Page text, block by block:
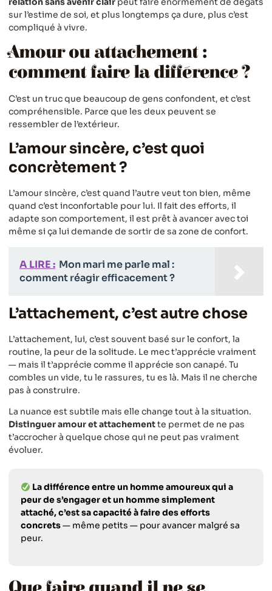
sur l’estime de soi, et plus longtemps ça dure, plus c’est
compliqué à vivre.
Amour ou attachement :
comment faire la différence ?
C’est un truc que beaucoup de gens confondent, et c’est
compréhensible. Parce que les deux peuvent se
ressembler de l’extérieur.
L’amour sincère, c’est quoi
concrètement ?
L’amour sincère, c’est quand l’autre veut ton bien, même
quand c’est inconfortable pour lui. Il fait des efforts, il
adapte son comportement, il est prêt à avancer avec toi
même si ça lui demande de sortir de sa zone de confort.
A LIRE : Mon mari me parle mal :
comment réagir efficacement ?
L’attachement, c’est autre chose
L’attachement, lui, c’est souvent basé sur le confort, la
routine, la peur de la solitude. Le mec t’apprécie vraiment
— mais il t’apprécie comme il apprécie son canapé. Tu
combles un vide, tu le rassures, tu es là. Mais il ne cherche
pas à construire.
La nuance est subtile mais elle change tout à la situation.
Distinguer amour et attachementte permet de ne pas
t’accrocher à quelque chose qui ne peut pas vraiment
évoluer.
La différence entre un homme amoureux qui a
peur de s’engager et un homme simplement
attaché, c’est sa capacité à faire des efforts
concrets— même petits — pour avancer malgré sa
peur.